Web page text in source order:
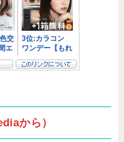
から）